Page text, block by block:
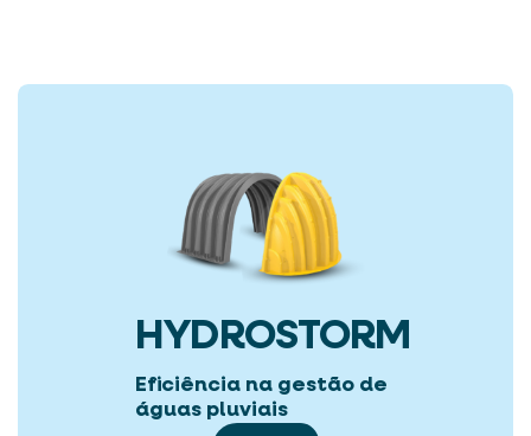
HYDROSTORM
Eficiência na gestão de
águas pluviais